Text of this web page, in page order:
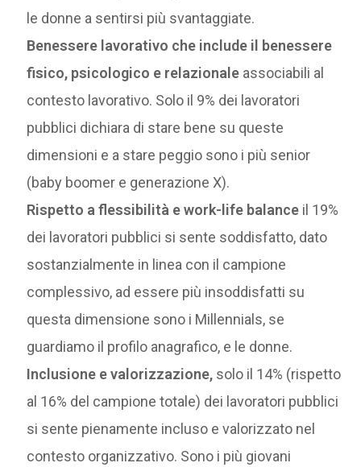
le donne a sentirsi più svantaggiate.
Benessere lavorativo che include il benessere
fisico, psicologico e relazionale associabili al
contesto lavorativo. Solo il 9% dei lavoratori
pubblici dichiara di stare bene su queste
dimensioni e a stare peggio sono i più senior
(baby boomer e generazione X).
Rispetto a flessibilità e work-life balance il 19%
dei lavoratori pubblici si sente soddisfatto, dato
sostanzialmente in linea con il campione
complessivo, ad essere più insoddisfatti su
questa dimensione sono i Millennials, se
guardiamo il profilo anagrafico, e le donne.
Inclusione e valorizzazione, solo il 14% (rispetto
al 16% del campione totale) dei lavoratori pubblici
si sente pienamente incluso e valorizzato nel
contesto organizzativo. Sono i più giovani